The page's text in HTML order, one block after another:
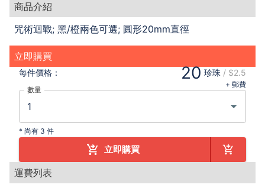
商品介紹
咒術迴戰; 黑/橙兩色可選; 圓形20mm直徑
立即購買
每件價格： 20 珍珠 / $2.5
+ 郵費
數量
* 尚有 3 件
立即購買
運費列表